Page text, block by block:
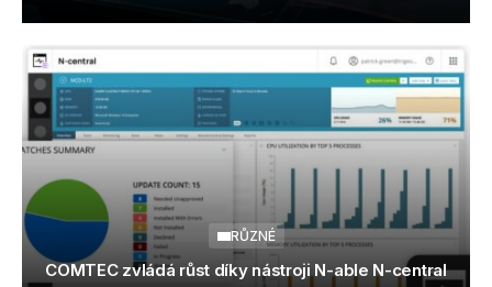
RŮZNÉ
COMTEC zvládá růst díky nástroji N-able N-central